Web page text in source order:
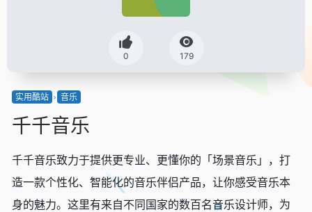
0 179
实用酷站 音乐
千千音乐
千千音乐致力于提供更专业、更懂你的「场景音乐」，打
造一款个性化、智能化的音乐伴侣产品，让你感受音乐本
身的魅力。这里有来自不同国家的数百名音乐设计师，为